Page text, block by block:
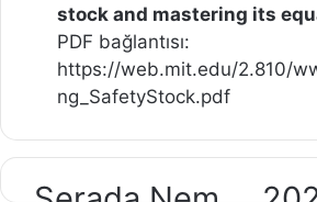
stock and mastering its
PDF bağlantısı:
https://web.mit.edu/2.810/
ng_SafetyStock.pdf
Serada
2026